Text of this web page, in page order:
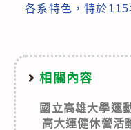
各系特色，特於
相關內容
國立高雄大學運
高大運健休營活